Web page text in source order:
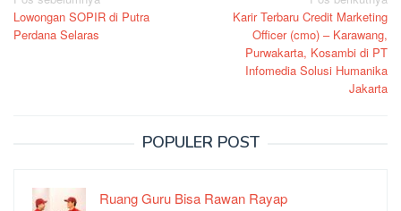
pos
Lowongan SOPIR di Putra
Perdana Selaras
Karir Terbaru Credit Marketing
Officer (cmo) – Karawang,
Purwakarta, Kosambi di PT
Infomedia Solusi Humanika
Jakarta
POPULER POST
Ruang Guru Bisa Rawan Rayap